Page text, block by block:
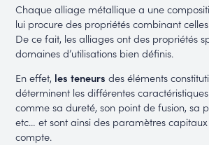
Chaque alliage métallique a une
lui procure des propriétés combinant
De ce fait, les alliages ont des propriétés
domaines d’utilisations bien définis.
En effet, les teneurs des éléments
déterminent les différentes
comme sa dureté, son point de fusion, sa
etc… etsont ainsi des paramètres
compte.